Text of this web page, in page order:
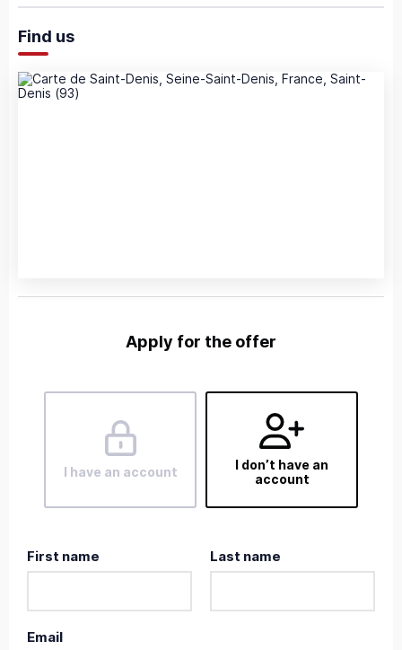
Find us
Apply for the offer
I have an account
I don’t have an
account
First name Last name
Email